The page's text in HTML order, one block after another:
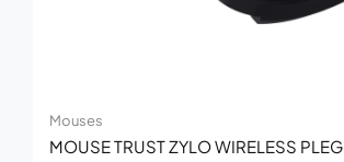
Mouses
MOUSE TRUST ZYLO WIRELESS PLEG